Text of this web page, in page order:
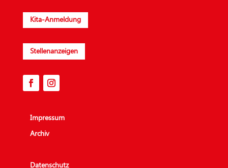
Kita-Anmeldung
Stellenanzeigen
Impressum
Archiv
Datenschutz